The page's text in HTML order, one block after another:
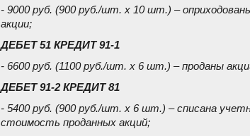
- 9000 руб. (900 руб./шт. x 10 шт.) –
акции;
ДЕБЕТ 51 КРЕДИТ 91-1
- 6600 руб. (1100 руб./шт. x 6 шт.) – проданы
ДЕБЕТ 91-2 КРЕДИТ 81
- 5400 руб. (900 руб./шт. x 6 шт.) – списана
стоимость проданных акций;